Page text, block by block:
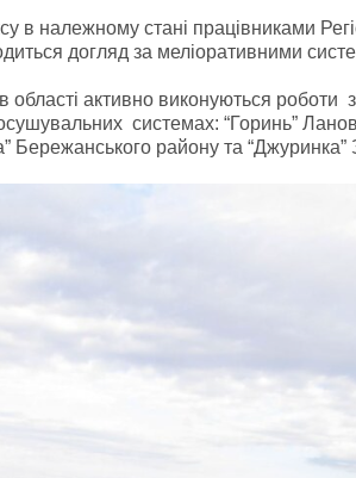
в належному стані працівниками
догляд за меліоративними
активно виконуються роботи
системах: “Горинь”
Бережанського району та “Джуринка”